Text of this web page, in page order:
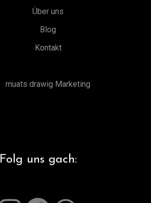
Über uns
Blog
Kontakt
muats drawig Marketing
Folg uns gach: